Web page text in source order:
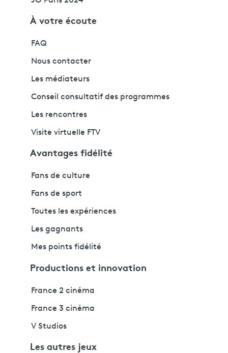
À votre écoute
FAQ
Nous contacter
Les médiateurs
Conseil consultatif des programmes
Les rencontres
Visite virtuelle FTV
Avantages fidélité
Fans de culture
Fans de sport
Toutes les expériences
Les gagnants
Mes points fidélité
Productions et innovation
France 2 cinéma
France 3 cinéma
V Studios
Les autres jeux